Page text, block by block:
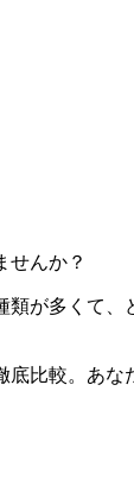
せんか？
が多くて、
比較。あな